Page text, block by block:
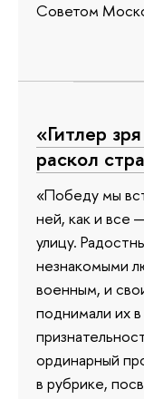
Советом
«Гитлер
раскол
«Победу мы
ней, как и все
улицу.
незнакомыми
военным, и
поднимали их
ординарный
в рубрике,